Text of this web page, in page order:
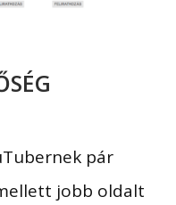
pár
jobb oldalt